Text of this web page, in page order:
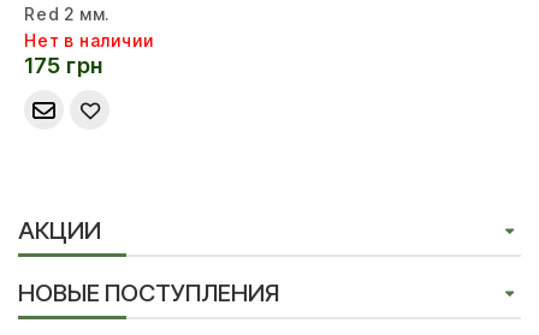
Red 2 мм.
Нет в наличии
175 грн
АКЦИИ
НОВЫЕ ПОСТУПЛЕНИЯ